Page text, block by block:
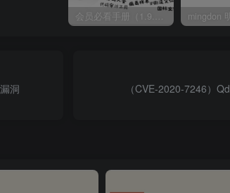
洞
（CVE-2020-7246）